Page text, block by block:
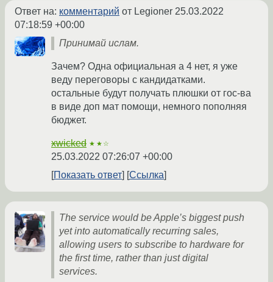
Ответ на: комментарий от Legioner 25.03.2022
07:18:59 +00:00
Принимай ислам.
Зачем? Одна официальная а 4 нет, я уже
веду переговоры с кандидатками.
остальные будут получать плюшки от гос-ва
в виде доп мат помощи, немного пополняя
бюджет.
xwicked ★★☆
25.03.2022 07:26:07 +00:00
Показать ответ
Ссылка
The service would be Apple’s biggest push
yet into automatically recurring sales,
allowing users to subscribe to hardware for
the first time, rather than just digital
services.